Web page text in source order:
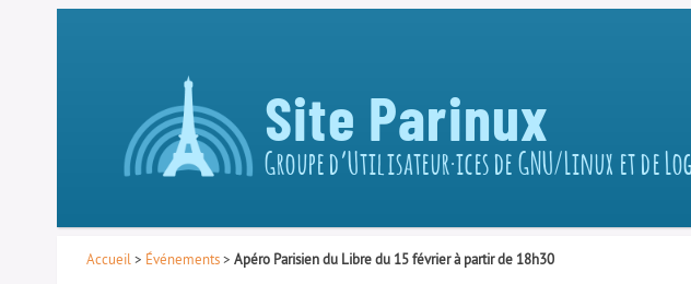
Site Parinux
Groupe d’Utilisateur·ices de GNU/Linux et de
Accueil > Événements> Apéro Parisien du Libre du 15 février à partir de 18h30